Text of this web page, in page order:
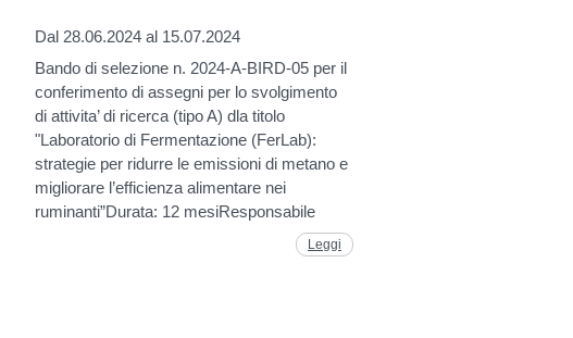
Dal 28.06.2024 al 15.07.2024
Bando di selezione n. 2024-A-BIRD-05 per il
conferimento di assegni per lo svolgimento
di attivita’ di ricerca (tipo A) dla titolo
"Laboratorio di Fermentazione (FerLab):
strategie per ridurre le emissioni di metano e
migliorare l’efficienza alimentare nei
ruminanti”Durata: 12 mesiResponsabile
Leggi